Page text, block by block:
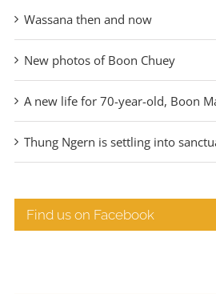
Wassana then and now
New photos of Boon Chuey
A new life for 70-year-old, Boon
Thung Ngern is settling into
Find us on Facebook